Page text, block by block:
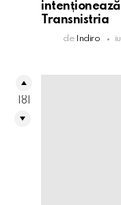
Transnistria
de Indiro
181